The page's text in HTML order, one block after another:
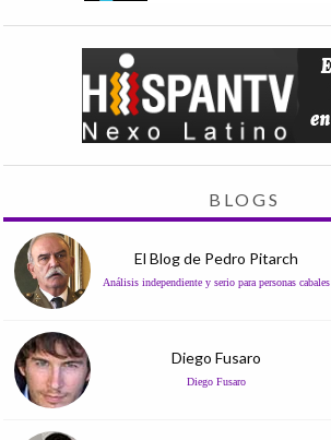
BLOGS
El Blog de Pedro Pitarch
Análisis independiente y serio para personas cabales
Diego Fusaro
Diego Fusaro